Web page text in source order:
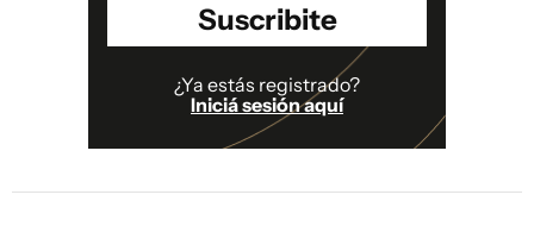
Suscribite
¿Ya estás registrado?
Iniciá sesión aquí